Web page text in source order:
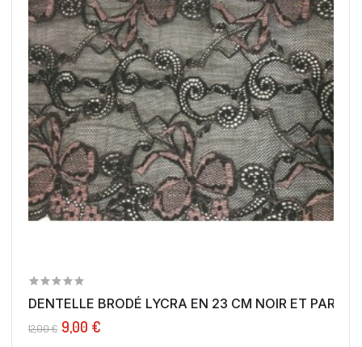
DENTELLE BRODÉ LYCRA EN 23 CM NOIR ET
12,00 € 9,00 €